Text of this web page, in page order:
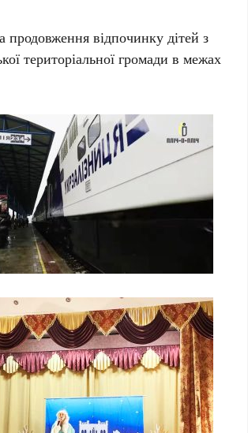
продовження відпочинку дітей з
територіальної громади в межах